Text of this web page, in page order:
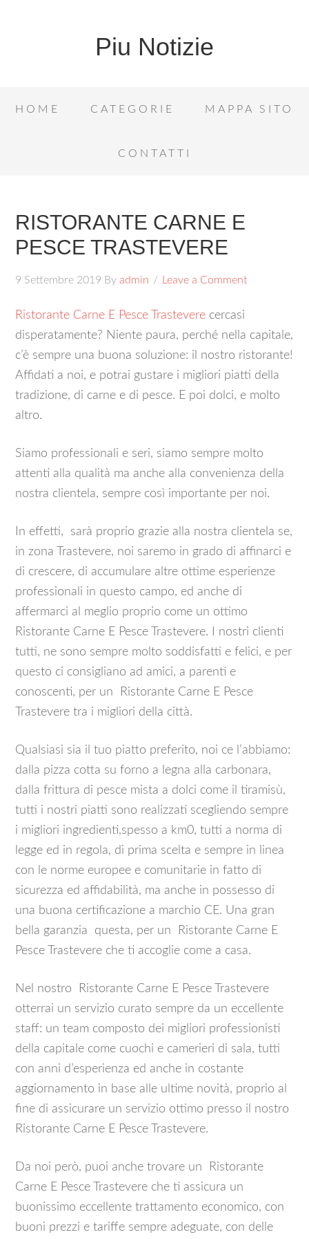
Piu Notizie
HOME CATEGORIE MAPPA SITO
CONTATTI
RISTORANTE CARNE E
PESCE TRASTEVERE
9 Settembre 2019 Byadmin Leave a Comment
Ristorante Carne E Pesce Trastevere cercasi
disperatamente? Niente paura, perché nella capitale,
c’è sempre una buona soluzione: il nostro ristorante!
Affidati a noi, e potrai gustare i migliori piatti della
tradizione, di carne e di pesce. E poi dolci, e molto
altro.
Siamo professionali e seri, siamo sempre molto
attenti alla qualità ma anche alla convenienza della
nostra clientela, sempre così importante per noi.
In effetti, sarà proprio grazie alla nostra clientela se,
in zona Trastevere, noi saremo in grado di affinarci e
di crescere, di accumulare altre ottime esperienze
professionali in questo campo, ed anche di
affermarci al meglio proprio come un ottimo
Ristorante Carne E Pesce Trastevere. I nostri clienti
tutti, ne sono sempre molto soddisfatti e felici, e per
questo ci consigliano ad amici, a parenti e
conoscenti, per un Ristorante Carne E Pesce
Trastevere tra i migliori della città.
Qualsiasi sia il tuo piatto preferito, noi ce l’abbiamo:
dalla pizza cotta su forno a legna alla carbonara,
dalla frittura di pesce mista a dolci come il tiramisù,
tutti i nostri piatti sono realizzati scegliendo sempre
i migliori ingredienti,spesso a km0, tutti a norma di
legge ed in regola, di prima scelta e sempre in linea
con le norme europee e comunitarie in fatto di
sicurezza ed affidabilità, ma anche in possesso di
una buona certificazione a marchio CE. Una gran
bella garanzia questa, per un Ristorante Carne E
Pesce Trastevere che ti accoglie come a casa.
Nel nostro Ristorante Carne E Pesce Trastevere
otterrai un servizio curato sempre da un eccellente
staff: un team composto dei migliori professionisti
della capitale come cuochi e camerieri di sala, tutti
con anni d’esperienza ed anche in costante
aggiornamento in base alle ultime novità, proprio al
fine di assicurare un servizio ottimo presso il nostro
Ristorante Carne E Pesce Trastevere.
Da noi però, puoi anche trovare un Ristorante
Carne E Pesce Trastevere che ti assicura un
buonissimo eccellente trattamento economico, con
buoni prezzi e tariffe sempre adeguate, con delle